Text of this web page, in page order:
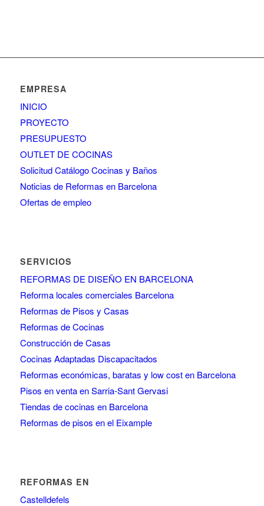
EMPRESA
INICIO
PROYECTO
PRESUPUESTO
OUTLET DE COCINAS
Solicitud Catálogo Cocinas y Baños
Noticias de Reformas en Barcelona
Ofertas de empleo
SERVICIOS
REFORMAS DE DISEÑO EN BARCELONA
Reforma locales comerciales Barcelona
Reformas de Pisos y Casas
Reformas de Cocinas
Construcción de Casas
Cocinas Adaptadas Discapacitados
Reformas económicas, baratas y low cost en Barcelona
Pisos en venta en Sarria-Sant Gervasi
Tiendas de cocinas en Barcelona
Reformas de pisos en el Eixample
REFORMAS EN
Castelldefels